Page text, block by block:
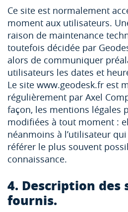
Ce site est normalement
moment aux utilisateurs.
raison de maintenance
toutefois décidée par
alors de communiquer
utilisateurs les dates et
Le site www.geodesk.fr est
régulièrement par Axel
façon, les mentions légales
modifiées à tout moment :
néanmoins à l’utilisateur qui
référer le plus souvent
connaissance.
4. Description des
fournis.